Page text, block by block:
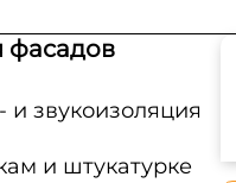
фасадов
и звукоизоляция
и штукатурке